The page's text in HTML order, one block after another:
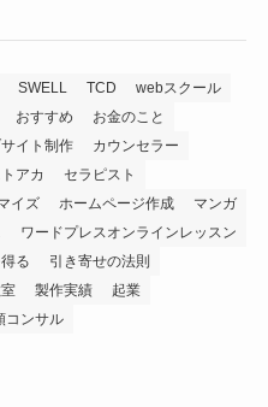
SWELL TCD
webスクール
おすすめ
お金のこと
イト制作
カウンセラー
アカ
セラピスト
イズ ホームページ作成
マンガ
ワードプレスオンラインレッスン
る
引き寄せの法則
製作実績
起業
コンサル